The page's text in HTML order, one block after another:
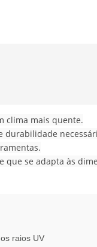
clima mais quente.
que se adapta às
raios UV